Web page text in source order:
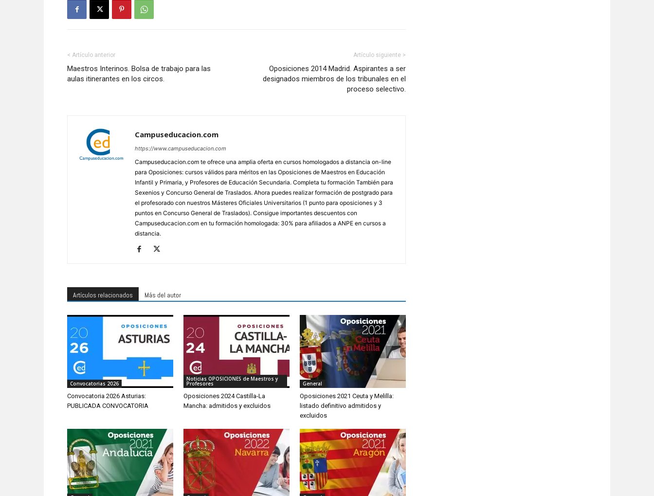
< Artículo anterior
Maestros Interinos. Bolsa de trabajo para las
aulas itinerantes en los circos.
Artículo siguiente >
Oposiciones 2014 Madrid. Aspirantes a ser
designados miembros de los tribunales en el
proceso selectivo.
Campuseducacion.com
https://www.campuseducacion.com
Campuseducacion.com te ofrece una amplia oferta en cursos homologados a distancia on-line
para Oposiciones: cursos válidos para méritos en las Oposiciones de Maestros en Educación
Infantil y Primaria, y Profesores de Educación Secundaria. Completa tu formación También para
Sexenios y Concurso General de Traslados. Ahora puedes realizar formación de postgrado para
el profesorado con nuestros Másteres Oficiales Universitarios (1 punto para oposiciones y 3
puntos en Concurso General de Traslados). Consigue importantes descuentos con
Campuseducacion.com en tu formación homologada: 30% para afiliados a ANPE en cursos a
distancia.
Artículos relacionados Más del autor
Convocatorias 2026
Convocatoria 2026 Asturias:
PUBLICADA CONVOCATORIA
Noticias OPOSICIONES de Maestros y
Profesores
Oposiciones 2024 Castilla-La
Mancha: admitidos y excluidos
General
Oposiciones 2021 Ceuta y Melilla:
listado definitivo admitidos y
excluidos